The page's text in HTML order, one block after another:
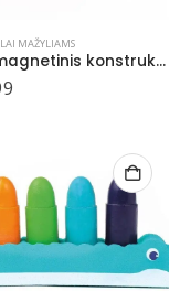
MAŽYLIAMS
LUDI magnetinis konstruktorius Mini, kelioninis formatas